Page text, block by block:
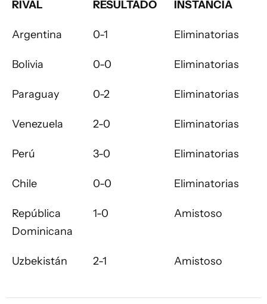
RIVAL RESULTADO INSTANCIA
Argentina 0-1 Eliminatorias
Bolivia 0-0 Eliminatorias
Paraguay 0-2 Eliminatorias
Venezuela 2-0 Eliminatorias
Perú 3-0 Eliminatorias
Chile 0-0 Eliminatorias
República
Dominicana
1-0 Amistoso
Uzbekistán 2-1 Amistoso